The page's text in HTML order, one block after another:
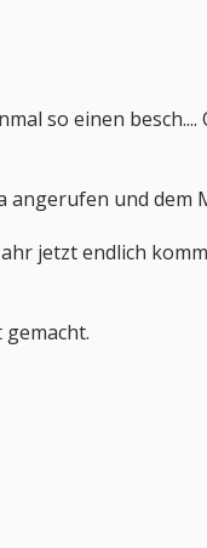
so einen
und dem
jetzt endlich